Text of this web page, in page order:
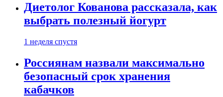
Диетолог Кованова рассказала, как
выбрать полезный йогурт
1 неделя спустя
Россиянам назвали максимально
безопасный срок хранения
кабачков